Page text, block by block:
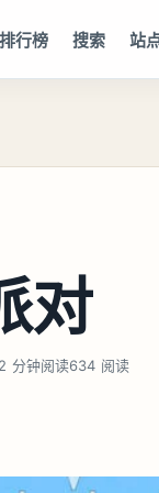
排行榜 搜索 站
对
分钟阅读634 阅读